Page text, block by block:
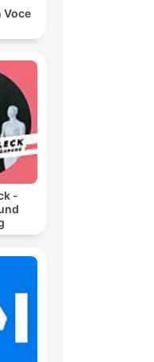
Voce
-